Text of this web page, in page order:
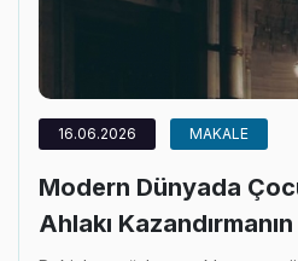
16.06.2026 MAKALE
Modern Dünyada
Ahlakı